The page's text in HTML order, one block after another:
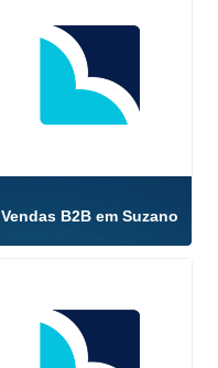
Vendas B2B em Suzano